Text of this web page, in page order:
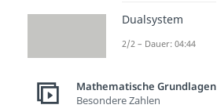
Reelle
Aber was sind
dir dafür die
Dualsystem
2/2 – Dauer: 04:44
Mathematische Grundlagen
Besondere Zahlen